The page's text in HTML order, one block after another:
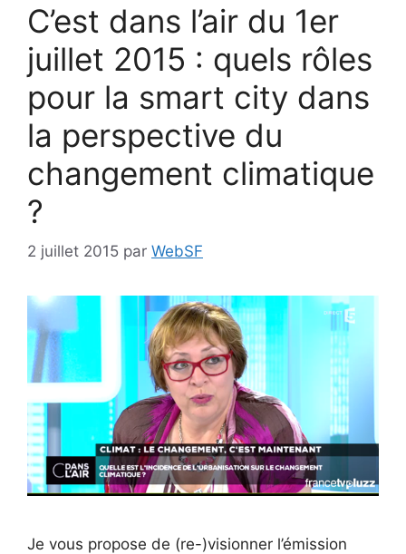
C’est dans l’air du 1er
juillet 2015 : quels rôles
pour la smart city dans
la perspective du
changement climatique
?
2 juillet 2015 par WebSF
Je vous propose de (re-)visionner l’émission